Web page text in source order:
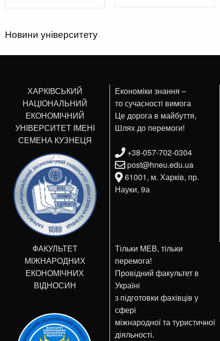
Новини університету
ХАРКІВСЬКИЙ
НАЦІОНАЛЬНИЙ
ЕКОНОМІЧНИЙ
УНІВЕРСИТЕТ ІМЕНІ
СЕМЕНА КУЗНЕЦЯ
Економіки знання –
то сучасності вимога
Це дорога в майбуття,
Шлях до перемоги!
+38-057-702-0304
post@hneu.edu.ua
61001, м. Харків, пр.
Науки, 9а
ФАКУЛЬТЕТ
МІЖНАРОДНИХ
ЕКОНОМІЧНИХ
ВІДНОСИН
Тільки МЕВ, тільки
перемога!
Провідний факультет в
Україні
з підготовки фахівців у
сфері
міжнародної та туристичної
діяльності.